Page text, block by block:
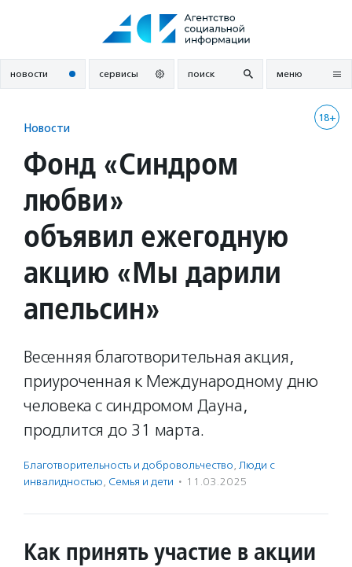
новости сервисы поиск меню
18+
Новости
Фонд «Синдром
любви»
объявил ежегодную
акцию «Мы дарили
апельсин»
Весенняя благотворительная акция,
приуроченная к Международному дню
человека с синдромом Дауна,
продлится до 31 марта.
Благотвори­тель­ность и доброволь­чест­во, Люди с
инвалидностью, Семья и дети · 11.03.2025
Как принять участие в акции